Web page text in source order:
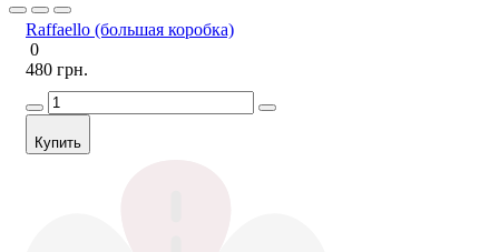
Raffaello (большая коробка)
0
480 грн.
Купить